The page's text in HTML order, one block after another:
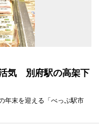
気 別府駅の高架下
年末を迎える「べっぷ駅市